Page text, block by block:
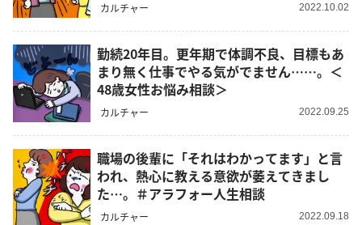
カルチャー 2022.10.02
勤続20年目。更年期で体調不良、目標もあ
まり無く仕事でやる気がでません……。＜
48歳女性お悩み相談＞
カルチャー 2022.09.25
職場の後輩に「それはわかってます」と言
われ、熱心に教える意欲が萎えてきまし
た…。＃アラフォー人生相談
カルチャー 2022.09.18